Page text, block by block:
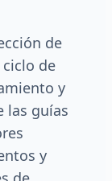
de
ciclo de
y
las guías
y